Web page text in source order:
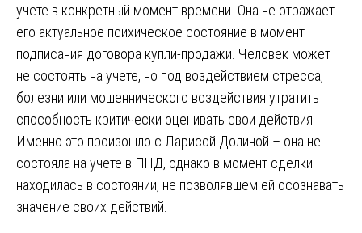
учете в конкретный момент времени. Она не отражает
его актуальное психическое состояние в момент
подписания договора купли-продажи. Человек может
не состоять на учете, но под воздействием стресса,
болезни или мошеннического воздействия утратить
способность критически оценивать свои действия.
Именно это произошло с Ларисой Долиной – она не
состояла на учете в ПНД, однако в момент сделки
находилась в состоянии, не позволявшем ей осознавать
значение своих действий.